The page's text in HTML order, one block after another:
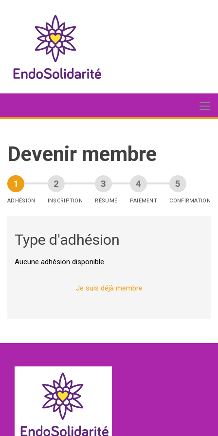
Devenir membre
ADHÉSION INSCRIPTION RÉSUMÉ PAIEMENT CONFIRMATION
Type d'adhésion
Aucune adhésion disponible
Je suis déjà membre